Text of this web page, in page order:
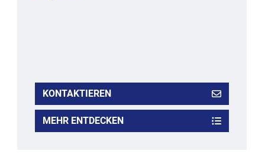
KONTAKTIEREN
MEHR ENTDECKEN